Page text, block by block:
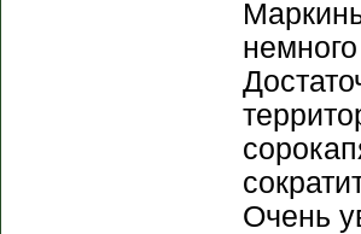
Очень